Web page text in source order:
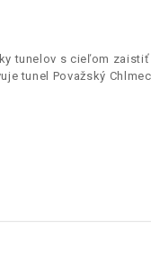
tunelov s cieľom zaistiť
tunel Považský